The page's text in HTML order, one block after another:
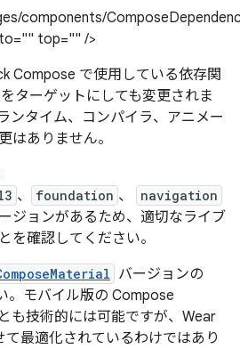
components/
top="" />
Compose で使用している依存関
ターゲットにしても変更されま
ンタイム、コンパイラ、アニメー
はありません。
、 foundation 、 navigation
ジョンがあるため、適切なライブ
を確認してください。
バージョンの
。モバイル版の Compose
も技術的には可能ですが、Wear
て最適化されているわけではあり